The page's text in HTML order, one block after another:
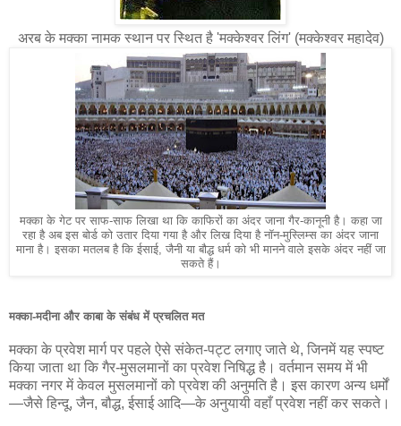
अरब के मक्का नामक स्थान पर स्थित है 'मक्केश्वर लिंग' (मक्केश्वर महादेव)
मक्का के गेट पर साफ-साफ लिखा था कि काफिरों का अंदर जाना गैर-कानूनी है। कहा जा
रहा है अब इस बोर्ड को उतार दिया गया है और लिख दिया है नॉन-मुस्लिम्स का अंदर जाना
माना है। इसका मतलब है कि ईसाई, जैनी या बौद्ध धर्म को भी मानने वाले इसके अंदर नहीं जा
सकते हैं।
मक्का-मदीना और काबा के संबंध में प्रचलित मत
मक्का के प्रवेश मार्ग पर पहले ऐसे संकेत-पट्ट लगाए जाते थे, जिनमें यह स्पष्ट
किया जाता था कि गैर-मुसलमानों का प्रवेश निषिद्ध है। वर्तमान समय में भी
मक्का नगर में केवल मुसलमानों को प्रवेश की अनुमति है। इस कारण अन्य धर्मों
—जैसे हिन्दू, जैन, बौद्ध, ईसाई आदि—के अनुयायी वहाँ प्रवेश नहीं कर सकते।